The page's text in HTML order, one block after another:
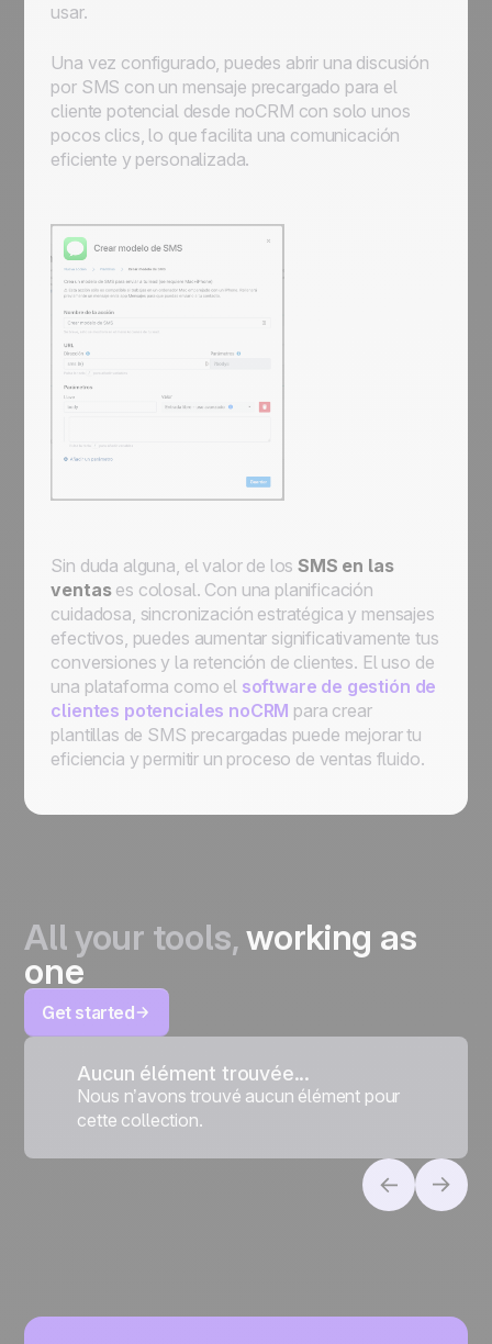
usar.
Una vez configurado, puedes abrir una discusión
por SMS con un mensaje precargado para el
cliente potencial desde noCRM con solo unos
pocos clics, lo que facilita una comunicación
eficiente y personalizada.
Sin duda alguna, el valor de losSMS en las
ventases colosal. Con una planificación
cuidadosa, sincronización estratégica y mensajes
efectivos, puedes aumentar significativamente tus
conversiones y la retención de clientes. El uso de
una plataforma como el software de gestión de
clientes potenciales noCRM para crear
plantillas de SMS precargadas puede mejorar tu
eficiencia y permitir un proceso de ventas fluido.
All your tools,working as
one
Get started
Aucun élément trouvée...
Nous n’avons trouvé aucun élément pour
cette collection.